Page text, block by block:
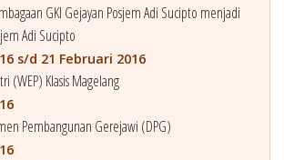
GKI Gejayan Posjem Adi Sucipto menjadi
Adi Sucipto
s/d 21 Februari 2016
(WEP) Klasis Magelang
Pembangunan Gerejawi (DPG)